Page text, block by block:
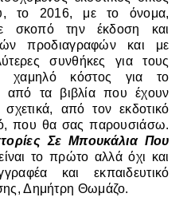
το 2016, με το όνομα,
σκοπό την έκδοση και
προδιαγραφών και με
συνθήκες για τους
χαμηλό κόστος για το
από τα βιβλία που έχουν
από τον εκδοτικό
που θα σας παρουσιάσω.
Σε Μπουκάλια Που
το πρώτο αλλά όχι και
και εκπαιδευτικό
Δημήτρη Θωμάζο.